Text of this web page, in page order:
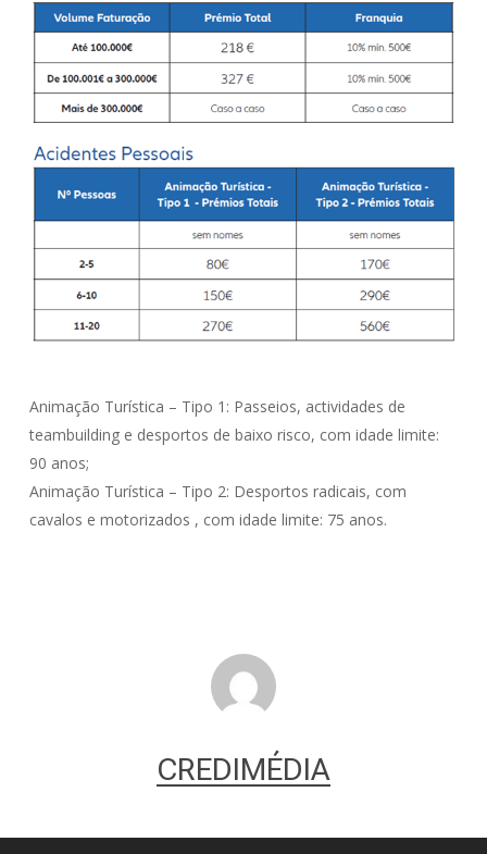
Animação Turística – Tipo 1: Passeios, actividades de
teambuilding e desportos de baixo risco, com idade limite:
90 anos;
Animação Turística – Tipo 2: Desportos radicais, com
cavalos e motorizados , com idade limite: 75 anos.
CREDIMÉDIA